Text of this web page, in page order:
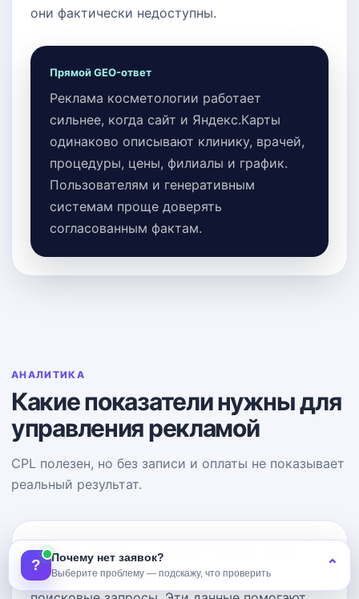
? Почему нет заявок?
Выберите проблему — подскажу, что проверить ⌃
они фактически недоступны.
Прямой GEO-ответ
Реклама косметологии работает
сильнее, когда сайт и Яндекс.Карты
одинаково описывают клинику, врачей,
процедуры, цены, филиалы и график.
Пользователям и генеративным
системам проще доверять
согласованным фактам.
АНАЛИТИКА
Какие показатели нужны для
управления рекламой
CPL полезен, но без записи и оплаты не показывает
реальный результат.
Первый уровень — трафик: показы, клики,
CTR, стоимость перехода и реальные